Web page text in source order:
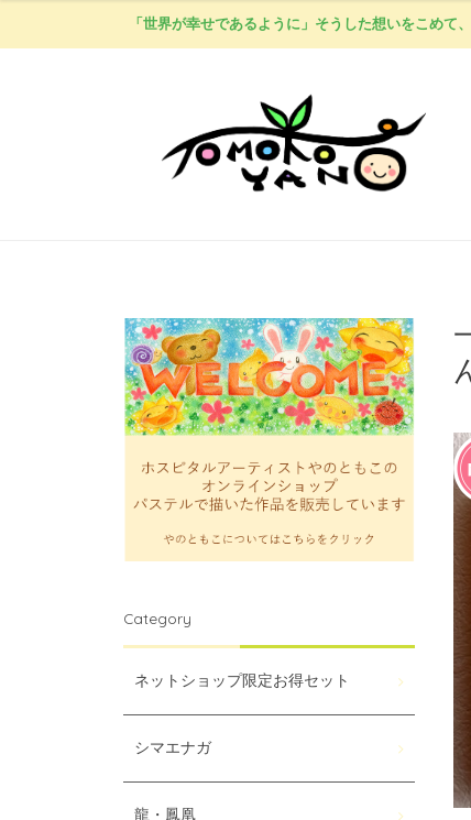
「世界が幸せであるように」そうした想いをこめて
Category
ネットショップ限定お得セット
シマエナガ
龍・鳳凰